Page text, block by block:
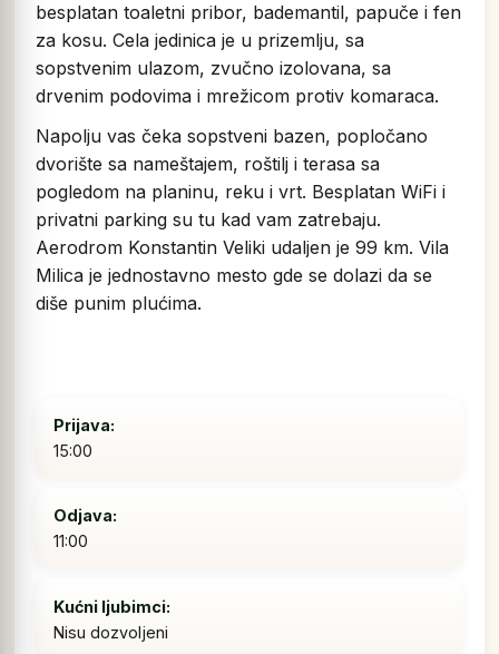
besplatan toaletni pribor, bademantil, papuče i fen
za kosu. Cela jedinica je u prizemlju, sa
sopstvenim ulazom, zvučno izolovana, sa
drvenim podovima i mrežicom protiv komaraca.
Napolju vas čeka sopstveni bazen, popločano
dvorište sa nameštajem, roštilj i terasa sa
pogledom na planinu, reku i vrt. Besplatan WiFi i
privatni parking su tu kad vam zatrebaju.
Aerodrom Konstantin Veliki udaljen je 99 km. Vila
Milica je jednostavno mesto gde se dolazi da se
diše punim plućima.
Prijava:
15:00
Odjava:
11:00
Kućni ljubimci:
Nisu dozvoljeni